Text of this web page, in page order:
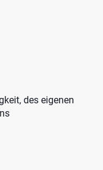
des eigenen